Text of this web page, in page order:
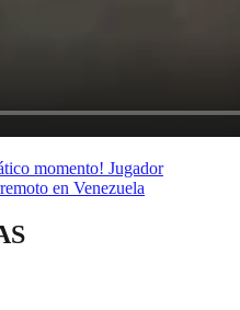
momento! Jugador
en Venezuela